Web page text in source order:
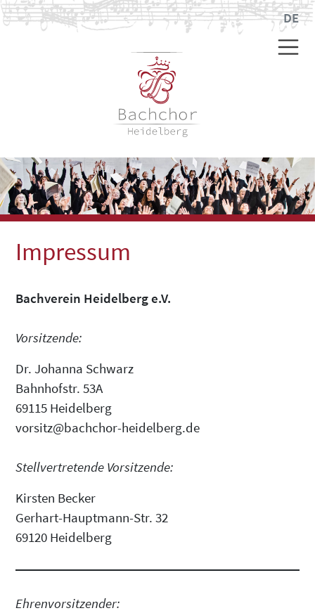
DE
Impressum
Bachverein Heidelberg e.V.
Vorsitzende:
Dr. Johanna Schwarz
Bahnhofstr. 53A
69115 Heidelberg
vorsitz@bachchor-heidelberg.de
Stellvertretende Vorsitzende:
Kirsten Becker
Gerhart-Hauptmann-Str. 32
69120 Heidelberg
Ehrenvorsitzender: